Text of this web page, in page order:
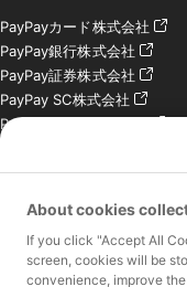
PayPayカード株式会社
PayPay銀行株式会社
PayPay証券株式会社
PayPay SC株式会社
PayPay India Pvt. Ltd.
会社
お問い合わせ
加盟店様専用お問い合わ
About cookies
If you click "Accept All
screen, cookies will be
convenience, improve